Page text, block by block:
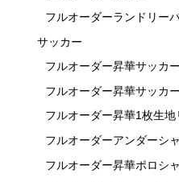
フルオーダーランドリー
サッカー
フルオーダー昇華サッカ
フルオーダー昇華サッカ
フルオーダー昇華1枚生
フルオーダーアンダーシ
フルオーダー昇華ポロシ